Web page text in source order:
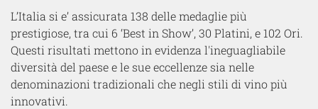
L’Italia si e’ assicurata 138 delle medaglie più
prestigiose, tra cui 6 ‘Best in Show’, 30 Platini, e 102 Ori.
Questi risultati mettono in evidenza l'ineguagliabile
diversità del paese e le sue eccellenze sia nelle
denominazioni tradizionali che negli stili di vino più
innovativi.